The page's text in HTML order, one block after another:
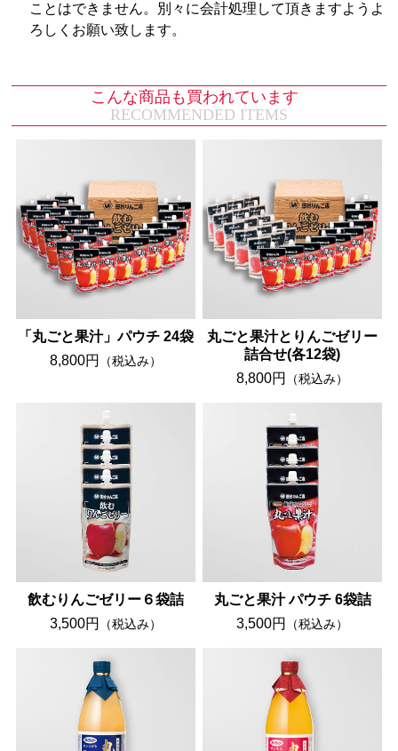
ことはできません。別々に会計処理して頂きますようよ
ろしくお願い致します。
RECOMMENDED ITEMS
こんな商品も買われています
「丸ごと果汁」パウチ 24袋
8,800円
（税込み）
丸ごと果汁とりんごゼリー
詰合せ(各12袋)
8,800円
（税込み）
飲むりんごゼリー６袋詰
3,500円
（税込み）
丸ごと果汁 パウチ 6袋詰
3,500円
（税込み）